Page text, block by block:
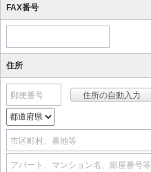
FAX番号
住所
郵便番号
市区町村、番地等
アパート、マンション名、部屋番号等